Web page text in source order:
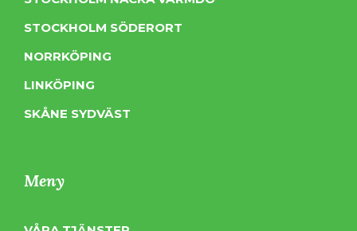
STOCKHOLM SÖDERORT
NORRKÖPING
LINKÖPING
SKÅNE SYDVÄST
Meny